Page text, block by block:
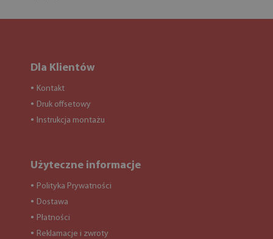
Dla Klientów
● Kontakt
● Druk offsetowy
● Instrukcja montażu
Użyteczne informacje
● Polityka Prywatności
● Dostawa
● Płatności
● Reklamacje i zwroty